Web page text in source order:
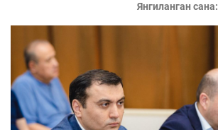
Янгиланган сана: